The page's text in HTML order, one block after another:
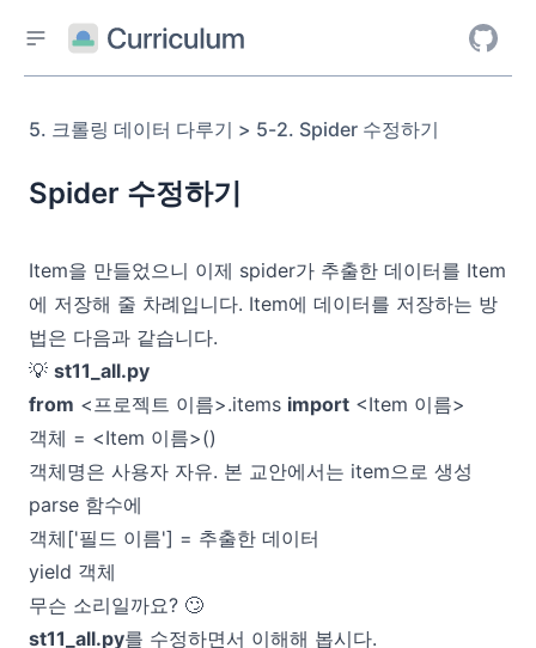
5. 크롤링 데이터 다루기 > 5-2. Spider 수정하기
Spider 수정하기
Item을 만들었으니 이제 spider가 추출한 데이터를 Item
에 저장해 줄 차례입니다. Item에 데이터를 저장하는 방
법은 다음과 같습니다.
💡 st11_all.py
from <프로젝트 이름>.items import <Item 이름>
객체 = <Item 이름>()
객체명은 사용자 자유. 본 교안에서는 item으로 생성
parse 함수에
객체['필드 이름'] = 추출한 데이터
yield 객체
무슨 소리일까요? 🙄
st11_all.py를 수정하면서 이해해 봅시다.